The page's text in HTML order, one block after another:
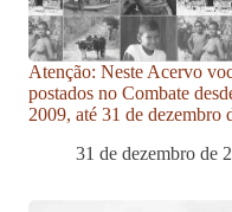
Atenção: Neste Acervo
postados no Combate
2009, até 31 de dezembro
31 de dezembro de